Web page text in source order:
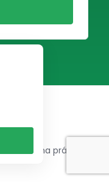
Všechna práva